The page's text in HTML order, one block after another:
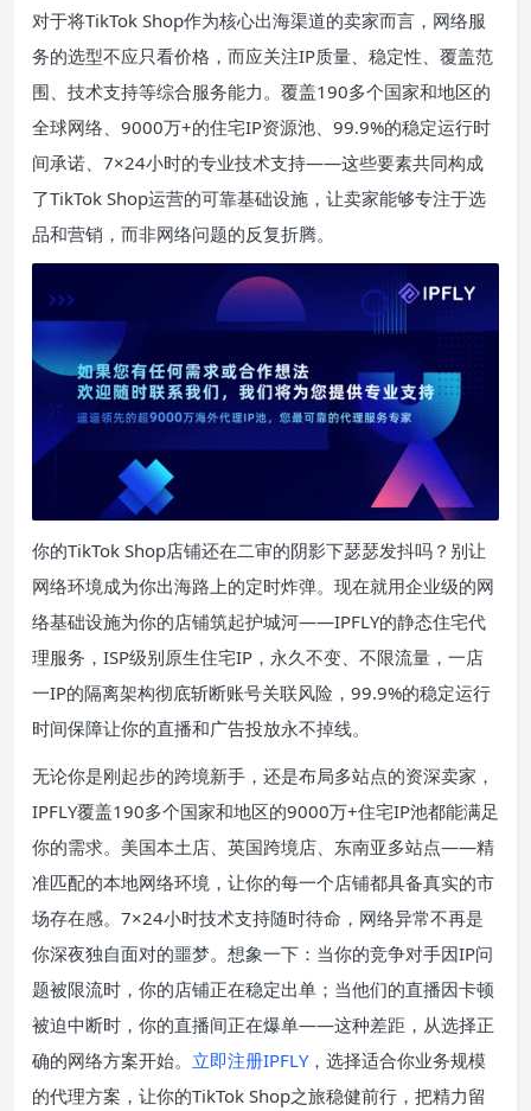
对于将TikTok Shop作为核心出海渠道的卖家而言，网络服
务的选型不应只看价格，而应关注IP质量、稳定性、覆盖范
围、技术支持等综合服务能力。覆盖190多个国家和地区的
全球网络、9000万+的住宅IP资源池、99.9%的稳定运行时
间承诺、7×24小时的专业技术支持——这些要素共同构成
了TikTok Shop运营的可靠基础设施，让卖家能够专注于选
品和营销，而非网络问题的反复折腾。
你的TikTok Shop店铺还在二审的阴影下瑟瑟发抖吗？别让
网络环境成为你出海路上的定时炸弹。现在就用企业级的网
络基础设施为你的店铺筑起护城河——IPFLY的静态住宅代
理服务，ISP级别原生住宅IP，永久不变、不限流量，一店
一IP的隔离架构彻底斩断账号关联风险，99.9%的稳定运行
时间保障让你的直播和广告投放永不掉线。
无论你是刚起步的跨境新手，还是布局多站点的资深卖家，
IPFLY覆盖190多个国家和地区的9000万+住宅IP池都能满足
你的需求。美国本土店、英国跨境店、东南亚多站点——精
准匹配的本地网络环境，让你的每一个店铺都具备真实的市
场存在感。7×24小时技术支持随时待命，网络异常不再是
你深夜独自面对的噩梦。想象一下：当你的竞争对手因IP问
题被限流时，你的店铺正在稳定出单；当他们的直播因卡顿
被迫中断时，你的直播间正在爆单——这种差距，从选择正
确的网络方案开始。 立即注册IPFLY，选择适合你业务规模
的代理方案，让你的TikTok Shop之旅稳健前行，把精力留